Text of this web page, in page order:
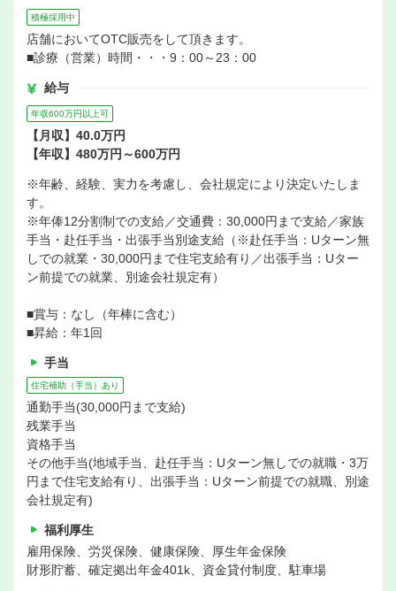
積極採用中
店舗においてOTC販売をして頂きます。
■診療（営業）時間・・・9：00～23：00
給与
年収600万円以上可
【月収】40.0万円
【年収】480万円～600万円
※年齢、経験、実力を考慮し、会社規定により決定いたしま
す。
※年俸12分割制での支給／交通費：30,000円まで支給／家族
手当・赴任手当・出張手当別途支給（※赴任手当：Uターン無
しでの就業・30,000円まで住宅支給有り／出張手当：Uター
ン前提での就業、別途会社規定有）
■賞与：なし（年棒に含む）
■昇給：年1回
手当
住宅補助（手当）あり
通勤手当(30,000円まで支給)
残業手当
資格手当
その他手当(地域手当、赴任手当：Uターン無しでの就職・3万
円まで住宅支給有り、出張手当：Uターン前提での就職、別途
会社規定有)
福利厚生
雇用保険、労災保険、健康保険、厚生年金保険
財形貯蓄、確定拠出年金401k、資金貸付制度、駐車場